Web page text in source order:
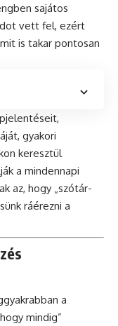
sajátos
vett fel, ezért
is takar pontosan
gyakori
keresztül
a mindennapi
az, hogy „szótár-
ráérezni a
a
mindig”